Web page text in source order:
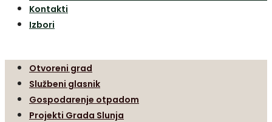
Kontakti
Izbori
Otvoreni grad
Službeni glasnik
Gospodarenje otpadom
Projekti Grada Slunja